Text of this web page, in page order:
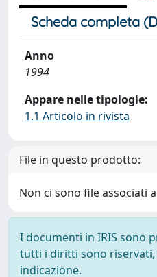
Scheda completa
Anno
1994
Appare nelle tipologie:
1.1 Articolo in rivista
File in questo prodotto:
Non ci sono file associati
I documenti in IRIS sono
tutti i diritti sono riservati,
indicazione.